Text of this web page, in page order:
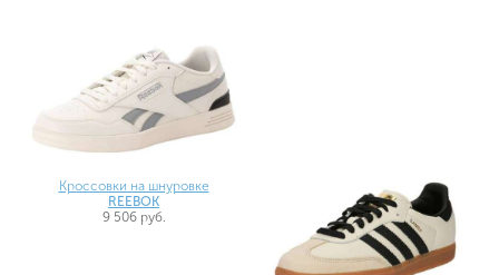
Кроссовки на шнуровке
REEBOK
9 506 руб.